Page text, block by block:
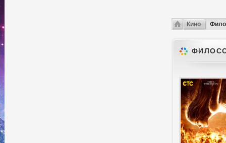
Кино